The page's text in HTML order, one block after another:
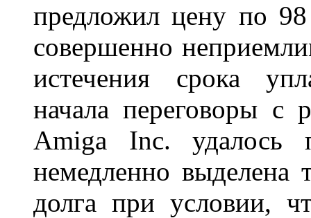
предложил цену по
совершенно
истечения срока
начала переговоры с
Amiga Inc. удалось
немедленно выделена
долга при условии,